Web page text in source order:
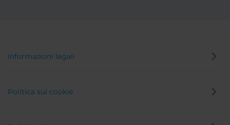
Informazioni legali
Politica sui cookie